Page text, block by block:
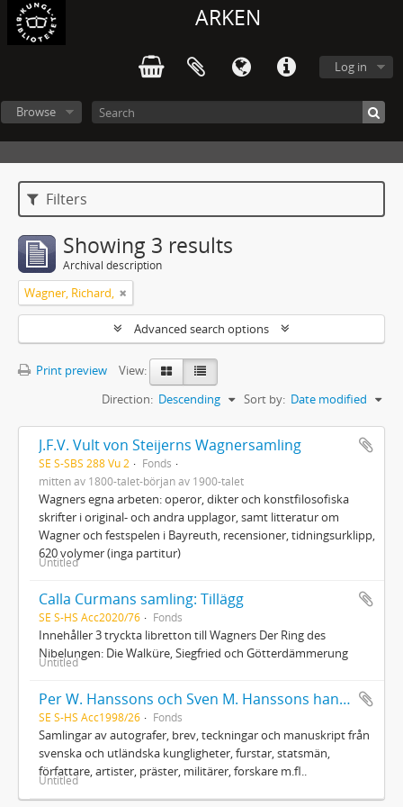
ARKEN
Log in
Browse
Filters
Showing 3 results
Archival description
Wagner, Richard,
Advanced search options
Print preview
View:
Sort by: Date modified
Direction: Descending
J.F.V. Vult von Steijerns Wagnersamling
SE S-SBS 288 Vu 2
Fonds
mitten av 1800-talet-början av 1900-talet
Wagners egna arbeten: operor, dikter och konstfilosofiska
skrifter i original- och andra upplagor, samt litteratur om
Wagner och festspelen i Bayreuth, recensioner, tidningsurklipp,
620 volymer (inga partitur)
Untitled
Calla Curmans samling: Tillägg
SE S-HS Acc2020/76 Fonds
Innehåller 3 tryckta libretton till Wagners Der Ring des
Nibelungen: Die Walküre, Siegfried och Götterdämmerung
Untitled
Per W. Hanssons och Sven M. Hanssons handskriftssamling
SE S-HS Acc1998/26 Fonds
Samlingar av autografer, brev, teckningar och manuskript från
svenska och utländska kungligheter, furstar, statsmän,
författare, artister, präster, militärer, forskare m.fl..
Untitled